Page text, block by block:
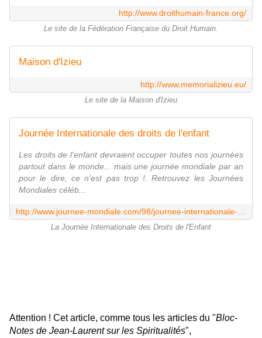
http://www.droithumain-france.org/
Le site de la Fédération Française du Droit Humain.
Maison d'Izieu
http://www.memorializieu.eu/
Le site de la Maison d'Izieu
Journée Internationale des droits de l'enfant
Les droits de l'enfant devraient occuper toutes nos journées
partout dans le monde... mais une journée mondiale par an
pour le dire, ce n'est pas trop !. Retrouvez les Journées
Mondiales céléb...
La Journée Internationale des Droits de l'Enfant
Attention ! Cet article, comme tous les articles du "Bloc-
Notes de Jean-Laurent sur les Spiritualités",